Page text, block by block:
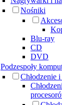
Nośniki
Blu-ray
CD
DVD
Podzespoły
Chłodzenie